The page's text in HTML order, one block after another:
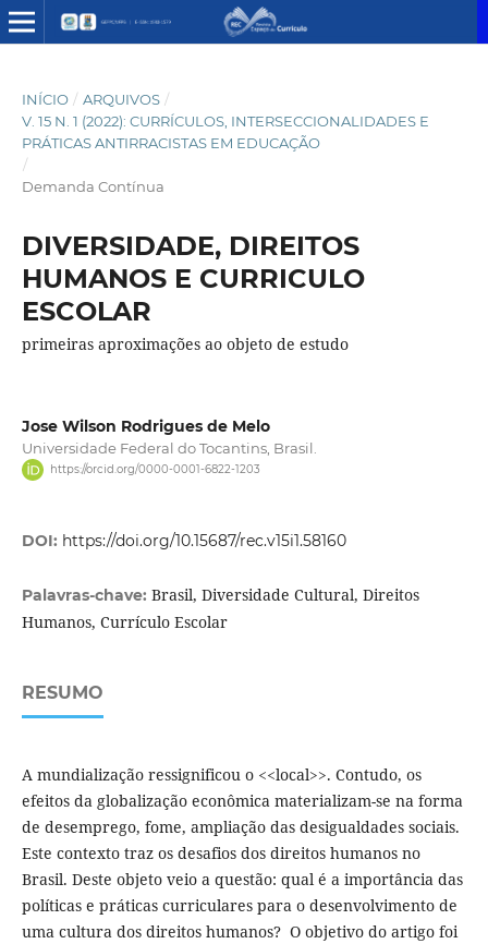
INÍCIO / ARQUIVOS /
V. 15 N. 1 (2022): CURRÍCULOS, INTERSECCIONALIDADES E
PRÁTICAS ANTIRRACISTAS EM EDUCAÇÃO
/
Demanda Contínua
DIVERSIDADE, DIREITOS
HUMANOS E CURRICULO
ESCOLAR
primeiras aproximações ao objeto de estudo
Jose Wilson Rodrigues de Melo
Universidade Federal do Tocantins, Brasil.
https://orcid.org/0000-0001-6822-1203
DOI: https://doi.org/10.15687/rec.v15i1.58160
Palavras-chave: Brasil, Diversidade Cultural, Direitos
Humanos, Currículo Escolar
RESUMO
A mundialização ressignificou o <<local>>. Contudo, os
efeitos da globalização econômica materializam-se na forma
de desemprego, fome, ampliação das desigualdades sociais.
Este contexto traz os desafios dos direitos humanos no
Brasil. Deste objeto veio a questão: qual é a importância das
políticas e práticas curriculares para o desenvolvimento de
uma cultura dos direitos humanos? O objetivo do artigo foi